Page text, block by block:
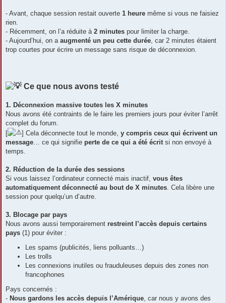
- Avant, chaque session restait ouverte 1 heure même si vous ne faisiez
rien.
- Récemment, on l’a réduite à 2 minutes pour limiter la charge.
- Aujourd’hui, on a augmenté un peu cette durée, car 2 minutes étaient
trop courtes pour écrire un message sans risque de déconnexion.
Ce que nous avons testé
1. Déconnexion massive toutes les X minutes
Nous avons été contraints de le faire les premiers jours pour éviter l’arrêt
complet du forum.
[
] Cela déconnecte tout le monde, y compris ceux qui écrivent un
message… ce qui signifie perte de ce qui a été écritsi non envoyé à
temps.
2. Réduction de la durée des sessions
Si vous laissez l’ordinateur connecté mais inactif, vous êtes
automatiquement déconnecté au bout de X minutes. Cela libère une
session pour quelqu’un d’autre.
3. Blocage par pays
Nous avons aussi temporairement restreint l’accès depuis certains
pays (1) pour éviter :
Les spams (publicités, liens polluants…)
Les trolls
Les connexions inutiles ou frauduleuses depuis des zones non
francophones
Pays concernés :
- Nous gardons les accès depuis l’Amérique, car nous y avons des